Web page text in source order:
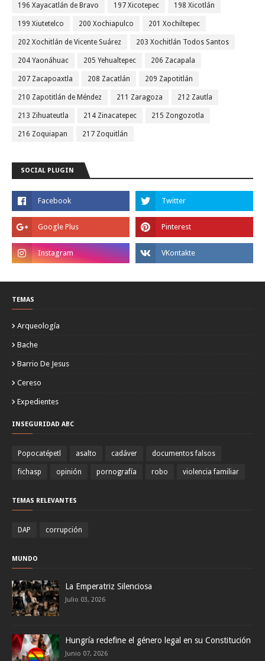
196 Xayacatlán de Bravo 197 Xicotepec 198 Xicotlán
199 Xiutetelco 200 Xochiapulco 201 Xochiltepec
202 Xochitlán de Vicente Suárez 203 Xochitlán Todos Santos
204 Yaonáhuac 205 Yehualtepec 206 Zacapala
207 Zacapoaxtla 208 Zacatlán 209 Zapotitlán
210 Zapotitlán de Méndez 211 Zaragoza 212 Zautla
213 Zihuateutla 214 Zinacatepec 215 Zongozotla
216 Zoquiapan 217 Zoquitlán
SOCIAL PLUGIN
TEMAS
Arqueología
Bache
Barrio De Jesus
Cereso
Expedientes
INSEGURIDAD ABC
Popocatépetl asalto cadáver documentos falsos
fichasp opinión pornografía robo violencia familiar
TEMAS RELEVANTES
DAP corrupción
MUNDO
La Emperatriz Silenciosa
Julio 03, 2026
Hungría redefine el género legal en su Constitución
Junio 07, 2026